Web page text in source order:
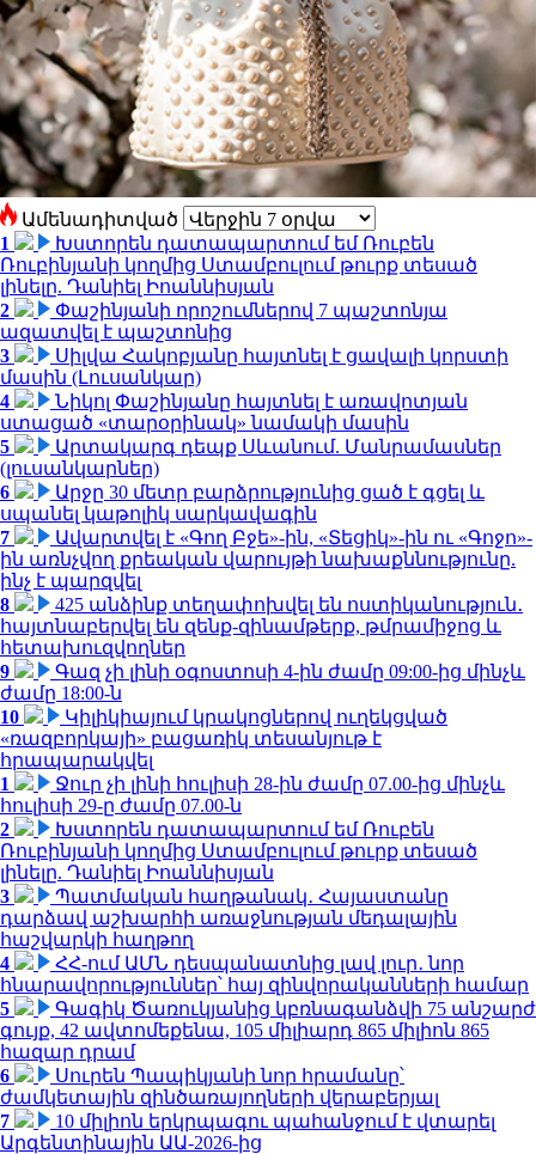
Ամենադիտված
1
Խստորեն դատապարտում եմ Ռուբեն
Ռուբինյանի կողմից Ստամբուլում թուրք տեսած
լինելը. Դանիել Իոաննիսյան
2
Փաշինյանի որոշումներով 7 պաշտոնյա
ազատվել է պաշտոնից
3
Սիլվա Հակոբյանը հայտնել է ցավալի կորստի
մասին (Լուսանկար)
4
Նիկոլ Փաշինյանը հայտնել է առավոտյան
ստացած «տարօրինակ» նամակի մասին
5
Արտակարգ դեպք Սևանում. Մանրամասներ
(լուսանկարներ)
6
Արջը 30 մետր բարձրությունից ցած է գցել և
սպանել կաթոլիկ սարկավագին
7
Ավարտվել է «Գող Բջե»-ին, «Տեցիկ»-ին ու «Գոջո»-
ին առնչվող քրեական վարույթի նախաքննությունը.
ինչ է պարզվել
8
425 անձինք տեղափոխվել են ոստիկանություն․
հայտնաբերվել են զենք-զինամթերք, թմրամիջոց և
հետախուզվողներ
9
Գազ չի լինի օգոստոսի 4-ին ժամը 09:00-ից մինչև
ժամը 18:00-ն
10
Կիլիկիայում կրակոցներով ուղեկցված
«ռազբորկայի» բացառիկ տեսանյութ է
հրապարակվել
1
Ջուր չի լինի հուլիսի 28-ին ժամը 07.00-ից մինչև
հուլիսի 29-ը ժամը 07.00-ն
2
Խստորեն դատապարտում եմ Ռուբեն
Ռուբինյանի կողմից Ստամբուլում թուրք տեսած
լինելը. Դանիել Իոաննիսյան
3
Պատմական հաղթանակ․ Հայաստանը
դարձավ աշխարհի առաջնության մեդալային
հաշվարկի հաղթող
4
ՀՀ-ում ԱՄՆ դեսպանատնից լավ լուր․ նոր
հնարավորություններ՝ հայ զինվորականների համար
5
Գագիկ Ծառուկյանից կբռնագանձվի 75 անշարժ
գույք, 42 ավտոմեքենա, 105 միլիարդ 865 միլիոն 865
հազար դրամ
6
Սուրեն Պապիկյանի նոր հրամանը՝
ժամկետային զինծառայողների վերաբերյալ
7
10 միլիոն երկրպագու պահանջում է վտարել
Արգենտինային ԱԱ-2026-ից